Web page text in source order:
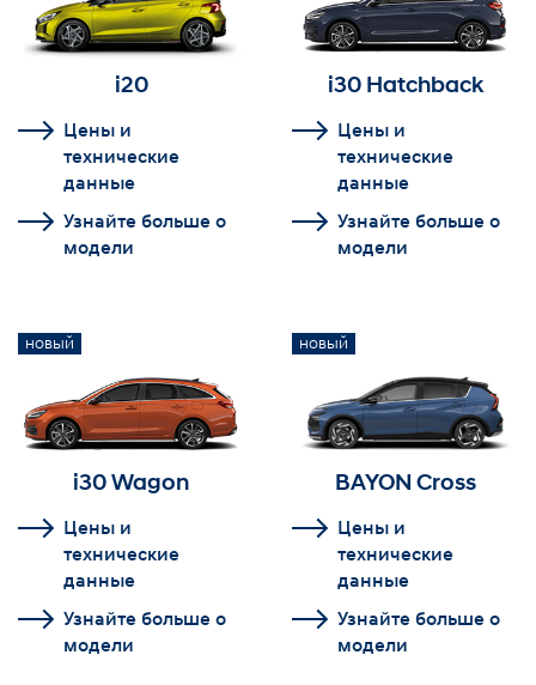
i20
Цены и
технические
данные
Узнайте больше о
модели
i30 Hatchback
Цены и
технические
данные
Узнайте больше о
модели
НОВЫЙ
i30 Wagon
Цены и
технические
данные
Узнайте больше о
модели
НОВЫЙ
BAYON Cross
Цены и
технические
данные
Узнайте больше о
модели